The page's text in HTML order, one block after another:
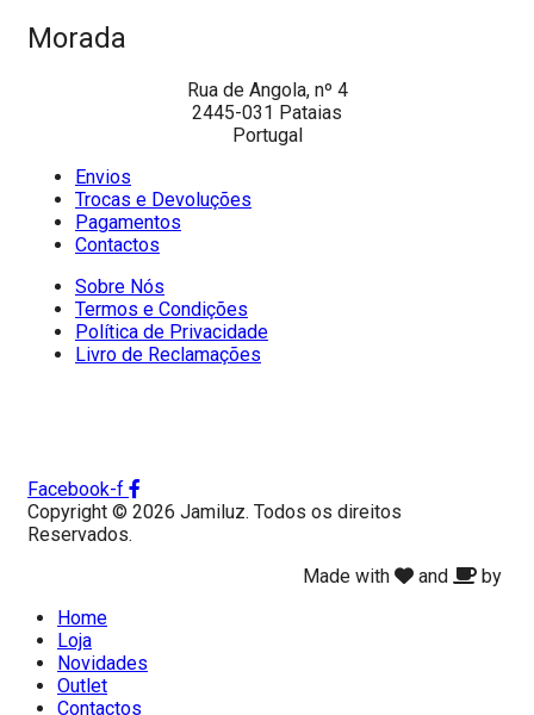
Morada
Rua de Angola, nº 4
2445-031 Pataias
Portugal
Envios
Trocas e Devoluções
Pagamentos
Contactos
Sobre Nós
Termos e Condições
Política de Privacidade
Livro de Reclamações
Facebook-f
Copyright © 2026 Jamiluz. Todos os direitos
Reservados.
Made with
and
by
Home
Loja
Novidades
Outlet
Contactos